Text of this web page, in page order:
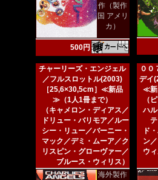
作（製作
国 アメリ
カ）
500円
チャーリーズ・エンジェル
／フルスロットル(2003)
［25,6×30,5cm］≪新品
≫（1人1冊まで）
（キャメロン・ディアス／
ドリュー・バリモア／ルー
シー・リュー／バーニー・
マック／デミ・ムーア／ク
リスピン・グローヴァー／
ブルース・ウィリス）
海外製作
００
デイ
≪新
（
ハ
ド
ン
ウ